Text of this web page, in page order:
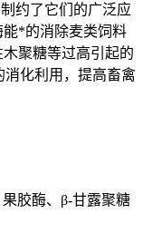
约了它们的广泛应
能*的消除麦类饲料
聚糖等过高引起的
消化利用，提高畜禽
胶酶、β-甘露聚糖